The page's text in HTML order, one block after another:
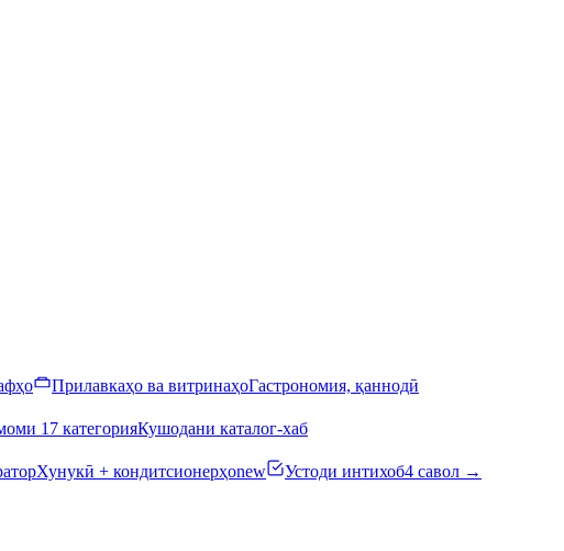
Прилавкаҳо ва витринаҳоГастрономия, қаннодӣ
17 категорияКушодани каталог-хаб
Хунукӣ + кондитсионерҳоnew Устоди интихоб4 савол →